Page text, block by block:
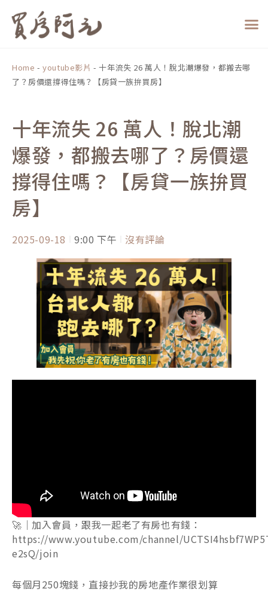
Home -youtube影片 -十年流失 26 萬人！脫北潮爆發，都搬去哪
了？房價還撐得住嗎？【房貸一族拚買房】
十年流失 26 萬人！脫北潮
爆發，都搬去哪了？房價還
撐得住嗎？【房貸一族拚買
房】
2025-09-18 9:00 下午 沒有評論
🚀｜加入會員，跟我一起老了有房也有錢：
https://www.youtube.com/channel/
e2sQ/join
每個月250塊錢，直接抄我的房地產作業很划算